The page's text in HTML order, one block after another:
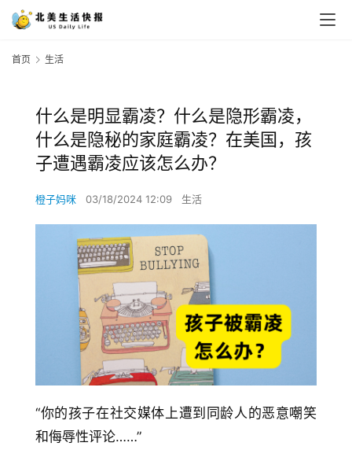
首页 生活
什么是明显霸凌？什么是隐形霸凌，
什么是隐秘的家庭霸凌？在美国，孩
子遭遇霸凌应该怎么办？
橙子妈咪 03/18/2024 12:09 生活
“你的孩子在社交媒体上遭到同龄人的恶意嘲笑
和侮辱性评论……”